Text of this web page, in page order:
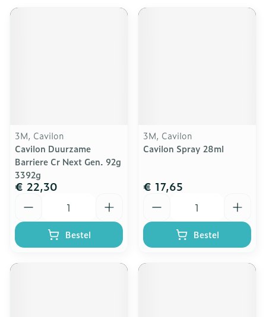
3M, Cavilon
Cavilon Duurzame
Barriere Cr Next Gen. 92g
3392g
€ 22,30
Bestel
3M, Cavilon
Cavilon Spray 28ml
€ 17,65
Bestel